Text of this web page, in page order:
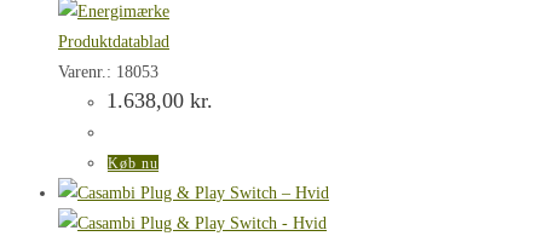
Produktdatablad
Varenr.: 18053
1.638,00 kr.
Køb nu